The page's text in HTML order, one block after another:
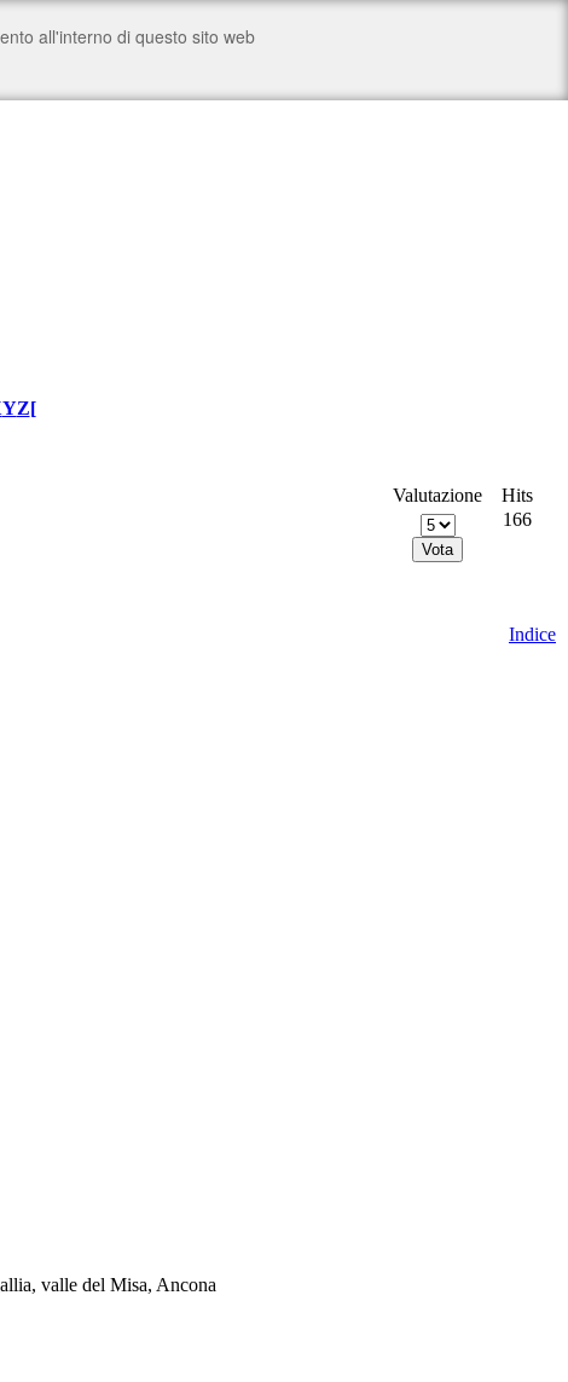
YZ[
Valutazione
Hits
166
Indice
valle del Misa, Ancona